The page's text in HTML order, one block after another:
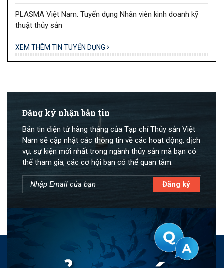
PLASMA Việt Nam: Tuyển dụng Nhân viên kinh doanh kỹ
thuật thủy sản
XEM THÊM TIN TUYỂN DỤNG
Đăng ký nhận bản tin
Bản tin điện tử hàng tháng của Tạp chí Thủy sản Việt
Nam sẽ cập nhật các thông tin về các hoạt động, dịch
vụ, sự kiện mới nhất trong ngành thủy sản mà bạn có
thể tham gia, các cơ hội bạn có thể quan tâm.